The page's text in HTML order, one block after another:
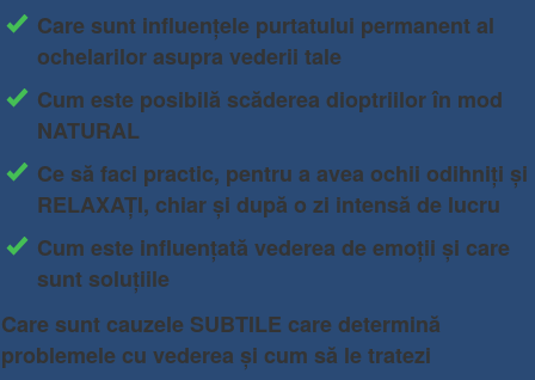
Care sunt influențele purtatului permanent al
ochelarilor asupra vederii tale
Cum este posibilă scăderea dioptriilor în mod
NATURAL
Ce să faci practic, pentru a avea ochii odihniți și
RELAXAȚI, chiar și după o zi intensă de lucru
Cum este influențată vederea de emoții și care
sunt soluțiile
Care sunt cauzele SUBTILE care determină
problemele cu vederea și cum să le tratezi